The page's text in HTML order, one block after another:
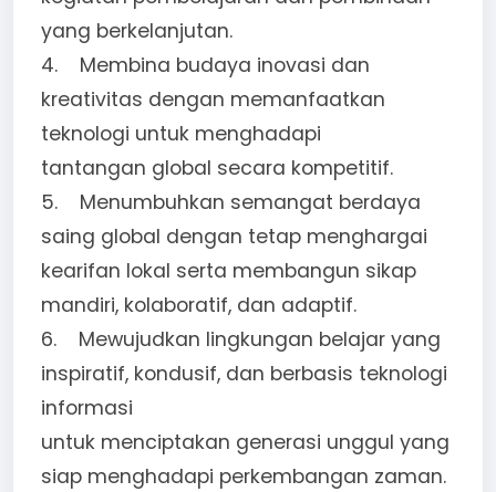
yang berkelanjutan.
4. Membina budaya inovasi dan
kreativitas dengan memanfaatkan
teknologi untuk menghadapi
tantangan global secara kompetitif.
5. Menumbuhkan semangat berdaya
saing global dengan tetap menghargai
kearifan lokal serta membangun sikap
mandiri, kolaboratif, dan adaptif.
6. Mewujudkan lingkungan belajar yang
inspiratif, kondusif, dan berbasis teknologi
informasi
untuk menciptakan generasi unggul yang
siap menghadapi perkembangan zaman.